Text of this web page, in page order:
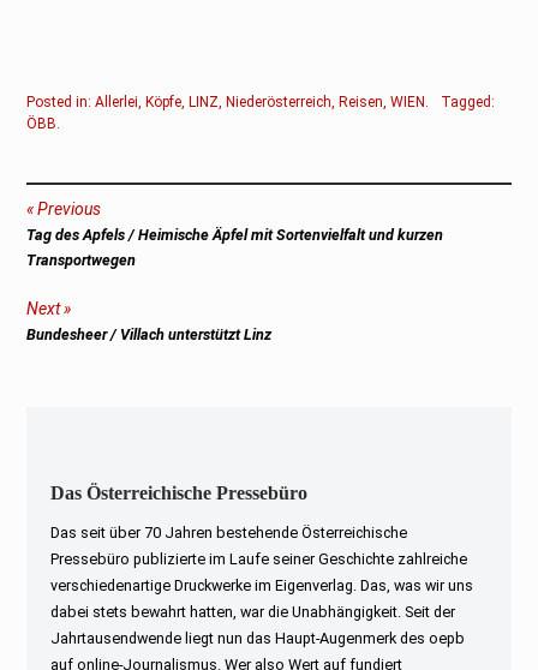
Posted in:Allerlei,Köpfe,LINZ,Niederösterreich,Reisen,WIEN.
Tagged:
ÖBB.
Beitragsnavigation
Previous
Previous
post:
Tag des Apfels / Heimische Äpfel mit Sortenvielfalt und kurzen
Transportwegen
Next
Next
Bundesheer / Villach unterstützt Linz
Das Österreichische Pressebüro
Das seit über 70 Jahren bestehende Österreichische
Pressebüro publizierte im Laufe seiner Geschichte zahlreiche
verschiedenartige Druckwerke im Eigenverlag. Das, was wir uns
dabei stets bewahrt hatten, war die Unabhängigkeit. Seit der
Jahrtausendwende liegt nun das Haupt-Augenmerk des oepb
auf online-Journalismus. Wer also Wert auf fundiert